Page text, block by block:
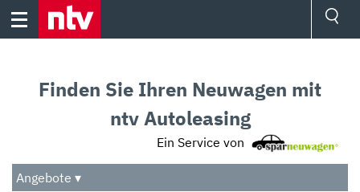
Skip
Audio
Das Beste
Finden Sie Ihren Neuwagen mit
ntv Autoleasing
Ein Service von
Angebote ▾